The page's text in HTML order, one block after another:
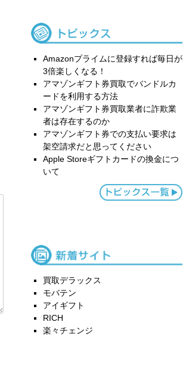
Amazonプライムに登録すれば毎日が
3倍楽しくなる！
アマゾンギフト券買取でバンドルカ
ードを利用する方法
アマゾンギフト券買取業者に詐欺業
者は存在するのか
アマゾンギフト券での支払い要求は
架空請求だと思ってください
Apple Storeギフトカードの換金につ
いて
買取デラックス
モバテン
アイギフト
RICH
楽々チェンジ